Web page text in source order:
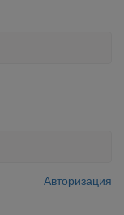
Авторизация